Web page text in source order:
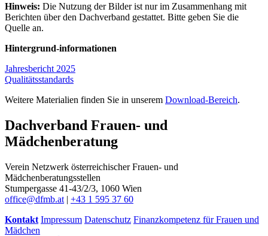
Hinweis: Die Nutzung der Bilder ist nur im Zusammenhang mit
Berichten über den Dachverband gestattet. Bitte geben Sie die
Quelle an.
Hintergrund-informationen
Jahresbericht 2025
Qualitätsstandards
Weitere Materialien finden Sie in unserem Download-Bereich.
Dachverband Frauen- und
Mädchenberatung
Verein Netzwerk österreichischer Frauen- und
Mädchenberatungsstellen
Stumpergasse 41-43/2/3, 1060 Wien
office@dfmb.at | +43 1 595 37 60
Kontakt Impressum Datenschutz Finanzkompetenz für Frauen und
Mädchen